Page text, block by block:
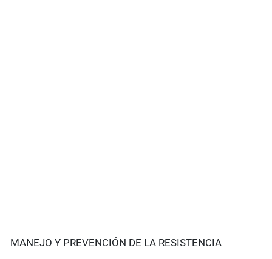
MANEJO Y PREVENCIÓN DE LA RESISTENCIA